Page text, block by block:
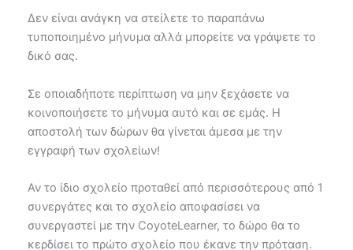
Δεν είναι ανάγκη να στείλετε το παραπάνω
τυποποιημένο μήνυμα αλλά μπορείτε να γράψετε το
δικό σας.
Σε οποιαδήποτε περίπτωση να μην ξεχάσετε να
κοινοποιήσετε το μήνυμα αυτό και σε εμάς. Η
αποστολή των δώρων θα γίνεται άμεσα με την
εγγραφή των σχολείων!
Αν το ίδιο σχολείο προταθεί από περισσότερους από 1
συνεργάτες και το σχολείο αποφασίσει να
συνεργαστεί με την CoyoteLearner, το δώρο θα το
κερδίσει το πρώτο σχολείο που έκανε την πρόταση.